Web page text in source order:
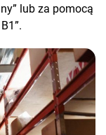
lub za pomocą